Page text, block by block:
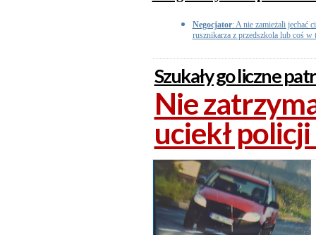
Negocjator: A nie zamieżali jechać
rusznikarza z przedszkola lub coś w
Szukały go liczne
Nie
uciekł